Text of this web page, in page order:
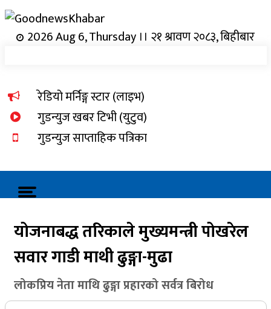
to
content
GoodnewsKhabar
Online News Portal
2026 Aug 6, Thursday ।। २१ श्रावण २०८३, बिहीबार
रेडियो मर्निङ्ग स्टार (लाइभ)
गुडन्युज खबर टिभी (युटुव)
गुडन्युज साप्ताहिक पत्रिका
योजनाबद्ध तरिकाले मुख्यमन्त्री पोखरेल
सवार गाडी माथी ढुङ्गा-मुढा
लोकप्रिय नेता माथि ढुङ्गा प्रहारको सर्वत्र बिरोध